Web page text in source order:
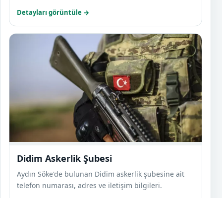
Detayları görüntüle →
Didim Askerlik Şubesi
Aydın Söke'de bulunan Didim askerlik şubesine ait
telefon numarası, adres ve iletişim bilgileri.